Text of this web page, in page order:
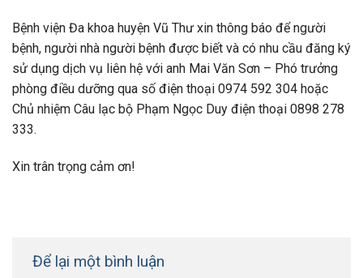
Bệnh viện Đa khoa huyện Vũ Thư xin thông báo để người
bệnh, người nhà người bệnh được biết và có nhu cầu đăng ký
sử dụng dịch vụ liên hệ với anh Mai Văn Sơn – Phó trưởng
phòng điều dưỡng qua số điện thoại 0974 592 304 hoặc
Chủ nhiệm Câu lạc bộ Phạm Ngọc Duy điện thoại 0898 278
333.
Xin trân trọng cảm ơn!
Để lại một bình luận